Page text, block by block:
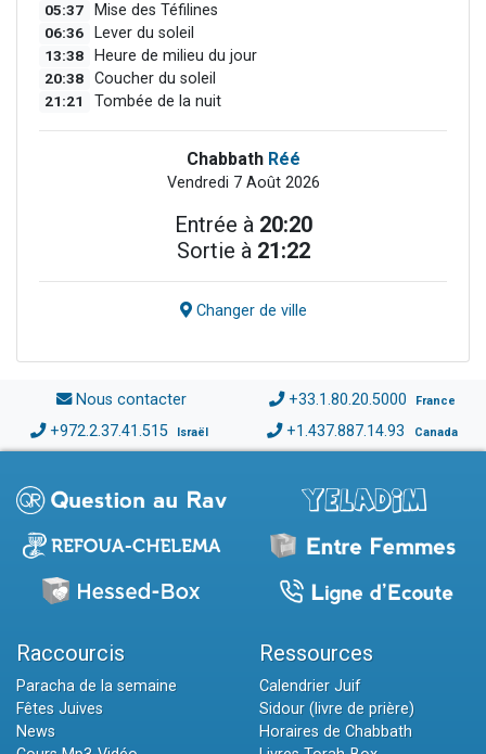
05:37 Mise des Téfilines
06:36 Lever du soleil
13:38 Heure de milieu du jour
20:38 Coucher du soleil
21:21 Tombée de la nuit
Chabbath Réé
Vendredi 7 Août 2026
Entrée à 20:20
Sortie à 21:22
Changer de ville
Nous contacter +33.1.80.20.5000 France
+972.2.37.41.515 Israël +1.437.887.14.93 Canada
Raccourcis
Paracha de la semaine
Fêtes Juives
News
Ressources
Calendrier Juif
Sidour (livre de prière)
Horaires de Chabbath